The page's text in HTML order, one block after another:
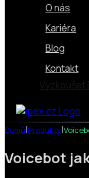
O nás
Kariéra
Blog
Kontakt
Vyzkoušet
Domů|Produkty|
Voicebot